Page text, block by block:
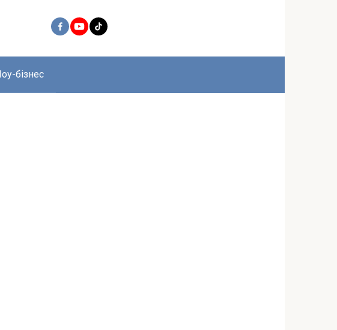
бізнес